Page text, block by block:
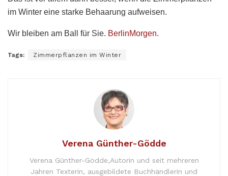
im Winter eine starke Behaarung aufweisen.
Wir bleiben am Ball für Sie. BerlinMorgen.
Tags: Zimmerpflanzen im Winter
Verena Günther-Gödde
Verena Günther-Gödde,Autorin und seit mehreren
Jahren Texterin, ausgebildete Buchhändlerin und